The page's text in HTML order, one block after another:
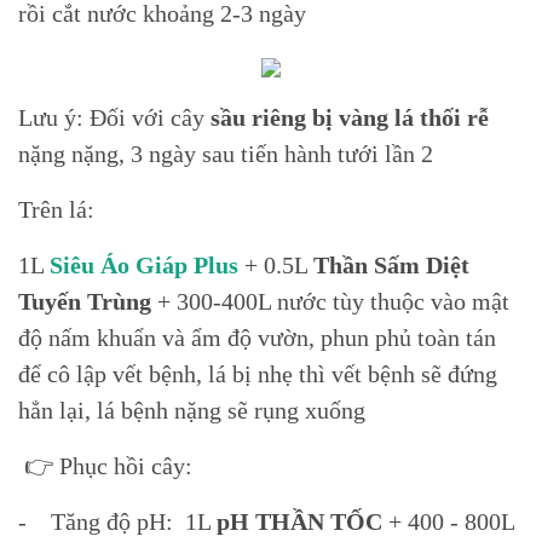
rồi cắt nước khoảng 2-3 ngày
Lưu ý: Đối với cây sầu riêng bị vàng lá thối rễ
nặng nặng, 3 ngày sau tiến hành tưới lần 2
Trên lá:
1L Siêu Áo Giáp Plus + 0.5L Thần Sấm Diệt
Tuyến Trùng + 300-400L nước tùy thuộc vào mật
độ nấm khuẩn và ẩm độ vườn, phun phủ toàn tán
để cô lập vết bệnh, lá bị nhẹ thì vết bệnh sẽ đứng
hẳn lại, lá bệnh nặng sẽ rụng xuống
👉 Phục hồi cây:
- Tăng độ pH: 1L pH THẦN TỐC + 400 - 800L